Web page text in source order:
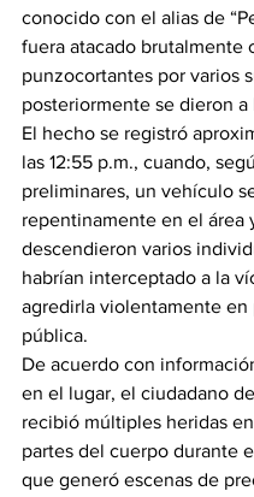
conocido con el alias de
fuera atacado brutalmente
punzocortantes por varios
posteriormente se dieron a
El hecho se registró
las 12:55 p.m., cuando,
preliminares, un vehículo
repentinamente en el área
descendieron varios
habrían interceptado a la
agredirla violentamente en
pública.
De acuerdo con
en el lugar, el ciudadano
recibió múltiples heridas
partes del cuerpo durante
que generó escenas de